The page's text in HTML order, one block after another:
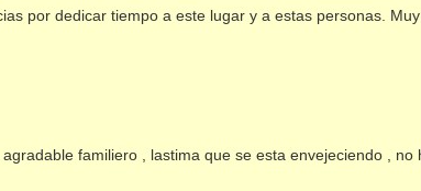
por dedicar tiempo a este lugar y a estas personas.
familiero , lastima que se esta envejeciendo , no